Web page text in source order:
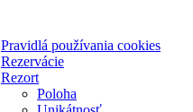
Pravidlá používania cookies
Rezervácie
Rezort
Poloha